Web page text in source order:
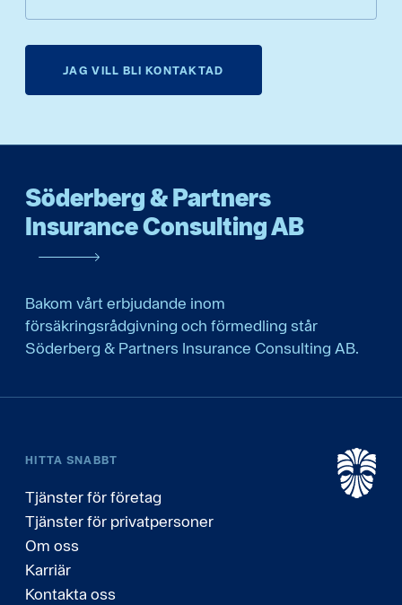
JAG VILL BLI KONTAKTAD
Söderberg & Partners
Insurance Consulting AB
Bakom vårt erbjudande inom
försäkringsrådgivning och förmedling står
Söderberg & Partners Insurance Consulting AB.
HITTA SNABBT
Tjänster för företag
Tjänster för privatpersoner
Om oss
Karriär
Kontakta oss